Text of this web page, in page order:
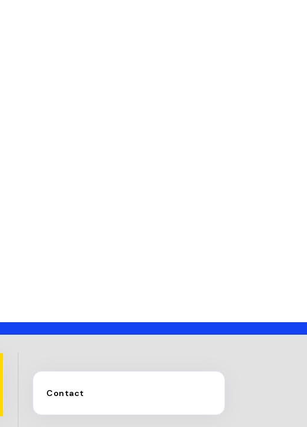
Contact